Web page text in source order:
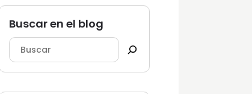
Buscar en el blog